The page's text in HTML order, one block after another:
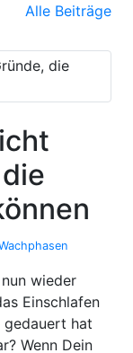
Alle Beiträge
wieder
Einschlafen
gedauert hat
Wenn Dein